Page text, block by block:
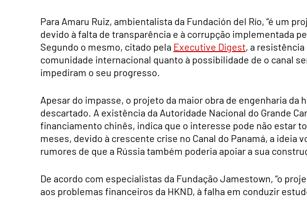
Para Amaru Ruiz, ambientalista da Fundación del Río, “é um
devido à falta de transparência e à corrupção implementada
Segundo o mesmo, citado pela Executive Digest, a
comunidade internacional quanto à possibilidade de o canal
impediram o seu progresso.
Apesar do impasse, o projeto da maior obra de engenharia da
descartado. A existência da Autoridade Nacional do Grande
financiamento chinês, indica que o interesse pode não estar
meses, devido à crescente crise no Canal do Panamá, a ideia
rumores de que a Rússia também poderia apoiar a sua
De acordo com especialistas da Fundação Jamestown, “o
aos problemas financeiros da HKND, à falha em conduzir